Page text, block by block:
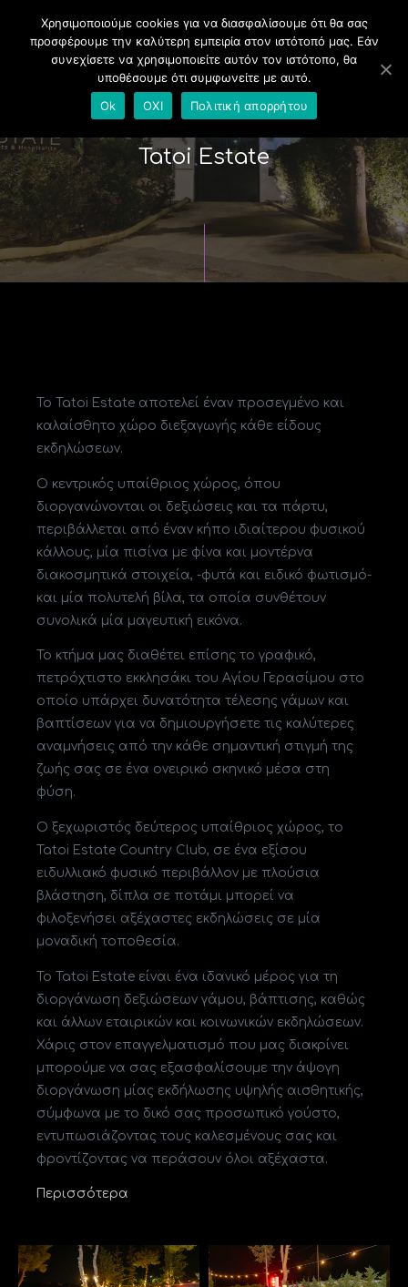
Tatoi Estate
Το Tatoi Estate αποτελεί έναν προσεγμένο και
καλαίσθητο χώρο διεξαγωγής κάθε είδους
εκδηλώσεων.
Ο κεντρικός υπαίθριος χώρος, όπου
διοργανώνονται οι δεξιώσεις και τα πάρτυ,
περιβάλλεται από έναν κήπο ιδιαίτερου φυσικού
κάλλους, μία πισίνα με φίνα και μοντέρνα
διακοσμητικά στοιχεία, -φυτά και ειδικό φωτισμό-
και μία πολυτελή βίλα, τα οποία συνθέτουν
συνολικά μία μαγευτική εικόνα.
Το κτήμα μας διαθέτει επίσης το γραφικό,
πετρόχτιστο εκκλησάκι του Αγίου Γερασίμου στο
οποίο υπάρχει δυνατότητα τέλεσης γάμων και
βαπτίσεων για να δημιουργήσετε τις καλύτερες
αναμνήσεις από την κάθε σημαντική στιγμή της
ζωής σας σε ένα ονειρικό σκηνικό μέσα στη
φύση.
Ο ξεχωριστός δεύτερος υπαίθριος χώρος, το
Tatoi Estate Country Club, σε ένα εξίσου
ειδυλλιακό φυσικό περιβάλλον με πλούσια
βλάστηση, δίπλα σε ποτάμι μπορεί να
φιλοξενήσει αξέχαστες εκδηλώσεις σε μία
μοναδική τοποθεσία.
Το Tatoi Estate είναι ένα ιδανικό μέρος για τη
διοργάνωση δεξιώσεων γάμου, βάπτισης, καθώς
και άλλων εταιρικών και κοινωνικών εκδηλώσεων.
Χάρις στον επαγγελματισμό που μας διακρίνει
μπορούμε να σας εξασφαλίσουμε την άψογη
διοργάνωση μίας εκδήλωσης υψηλής αισθητικής,
σύμφωνα με το δικό σας προσωπικό γούστο,
εντυπωσιάζοντας τους καλεσμένους σας και
φροντίζοντας να περάσουν όλοι αξέχαστα.
Περισσότερα
Χρησιμοποιούμε cookies για να διασφαλίσουμε ότι θα σας
προσφέρουμε την καλύτερη εμπειρία στον ιστότοπό μας. Εάν
συνεχίσετε να χρησιμοποιείτε αυτόν τον ιστότοπο, θα
υποθέσουμε ότι συμφωνείτε με αυτό.
Ok
ΟΧΙ Πολιτική απορρήτου